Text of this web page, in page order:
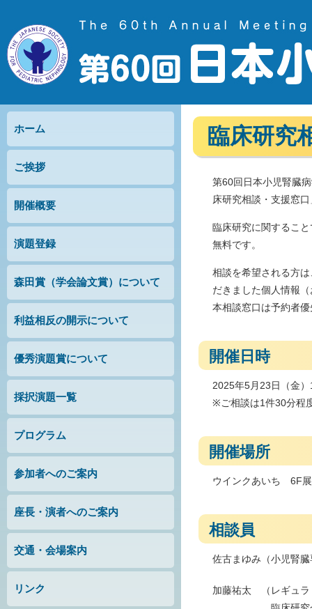
ホーム
ご挨拶
開催概要
演題登録
森田賞（学会論文賞）について
利益相反の開示について
優秀演題賞について
採択演題一覧
プログラム
参加者へのご案内
座長・演者へのご案内
交通・会場案内
リンク
臨床研究
第60回日本小児腎臓
床研究相談・支援窓
臨床研究に関するこ
無料です。
相談を希望される方
だきました個人情報
本相談窓口は予約者
開催日時
2025年5月23日（金
※ご相談は1件30分程
開催場所
ウインクあいち 6F
相談員
佐古まゆみ（小児腎
加藤祐太 （レギュ